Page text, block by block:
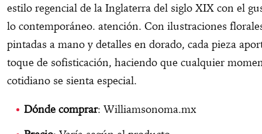
estilo regencial de la Inglaterra del siglo XIX con el
lo contemporáneo. atención. Con ilustraciones
pintadas a mano y detalles en dorado, cada pieza
toque de sofisticación, haciendo que cualquier
cotidiano se sienta especial.
Dónde comprar: Williamsonoma.mx